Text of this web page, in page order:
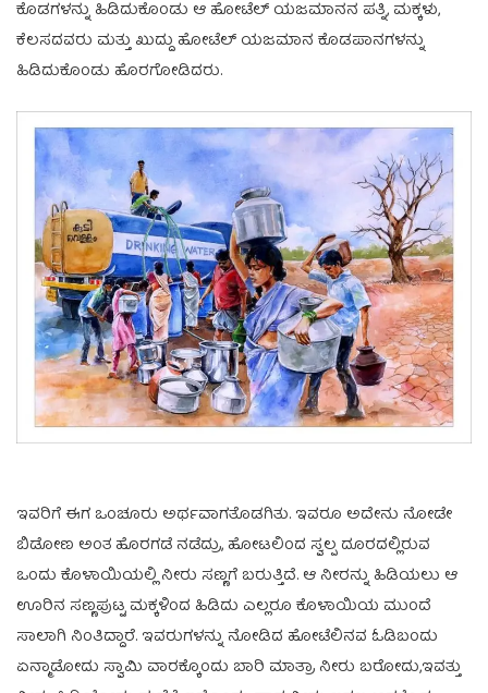
ಕೊಡಗಳನ್ನು ಹಿಡಿದುಕೊಂಡು ಆ ಹೋಟೆಲ್ ಯಜಮಾನನ ಪತ್ನಿ, ಮಕ್ಕಳು,
ಕೆಲಸದವರು ಮತ್ತು ಖುದ್ದು ಹೋಟೆಲ್ ಯಜಮಾನ ಕೊಡಪಾನಗಳನ್ನು
ಹಿಡಿದುಕೊಂಡು ಹೊರಗೋಡಿದರು.
ಇವರಿಗೆ ಈಗ ಒಂಚೂರು ಅರ್ಥವಾಗತೊಡಗಿತು. ಇವರೂ ಅದೇನು ನೋಡೇ
ಬಿಡೋಣ ಅಂತ ಹೊರಗಡೆ ನಡೆದ್ರು, ಹೋಟಲಿಂದ ಸ್ವಲ್ಪ ದೂರದಲ್ಲಿರುವ
ಒಂದು ಕೊಳಾಯಿಯಲ್ಲಿ ನೀರು ಸಣ್ಣಗೆ ಬರುತ್ತಿದೆ. ಆ ನೀರನ್ನು ಹಿಡಿಯಲು ಆ
ಊರಿನ ಸಣ್ಣಪುಟ್ಟ ಮಕ್ಕಳಿಂದ ಹಿಡಿದು ಎಲ್ಲರೂ ಕೊಳಾಯಿಯ ಮುಂದೆ
ಸಾಲಾಗಿ ನಿಂತಿದ್ದಾರೆ. ಇವರುಗಳನ್ನು ನೋಡಿದ ಹೋಟೆಲಿನವ ಓಡಿಬಂದು
ಏನ್ಮಾಡೋದು ಸ್ವಾಮಿ ವಾರಕ್ಕೊಂದು ಬಾರಿ ಮಾತ್ರಾ ನೀರು ಬರೋದು,ಇವತ್ತು